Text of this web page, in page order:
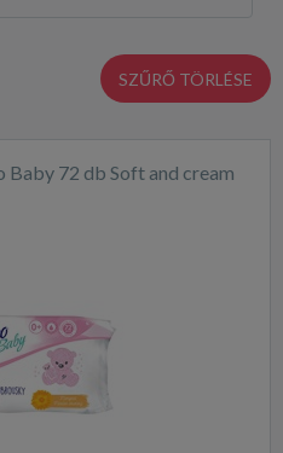
SZŰRŐ TÖRLÉSE
72 db Soft and cream